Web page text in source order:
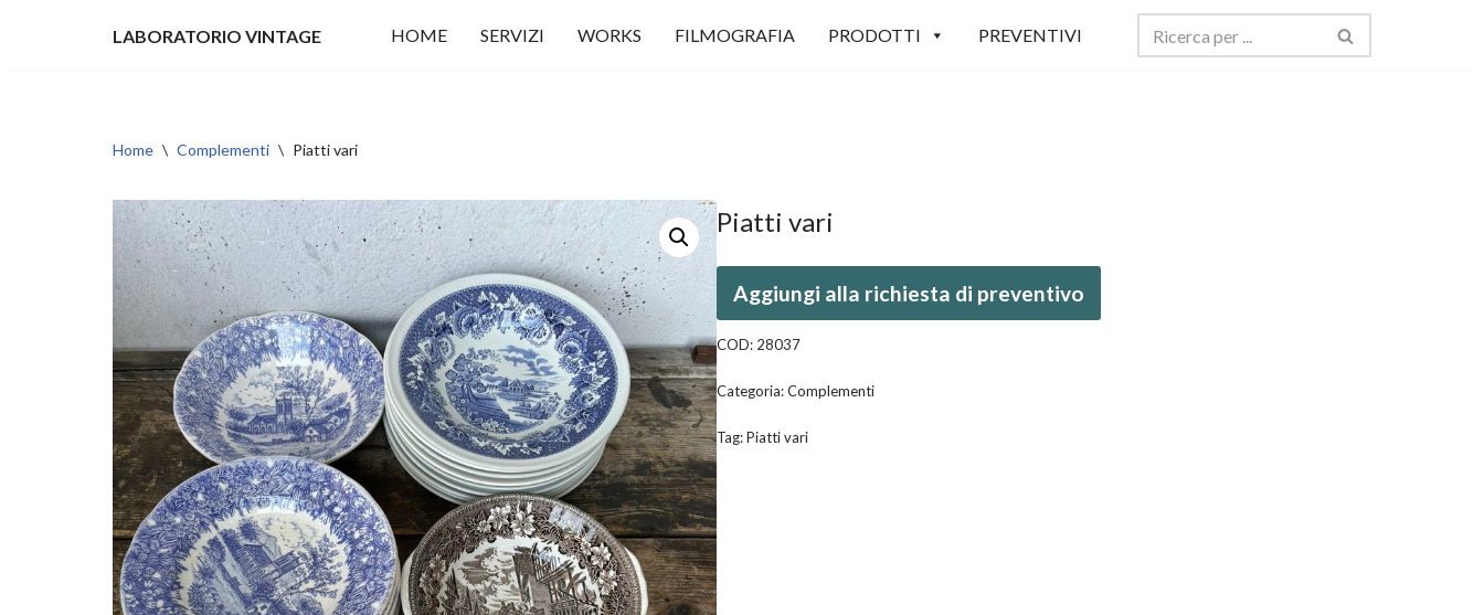
LABORATORIO VINTAGE HOME SERVIZI WORKS FILMOGRAFIA PRODOTTI PREVENTIVI
Home \ Complementi \ Piatti vari
Piatti vari
Aggiungi alla richiesta di preventivo
COD: 28037
Categoria:Complementi
Tag:Piatti vari